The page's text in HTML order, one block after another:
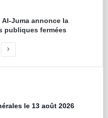
Juma annonce la
publiques fermées
le 13 août 2026